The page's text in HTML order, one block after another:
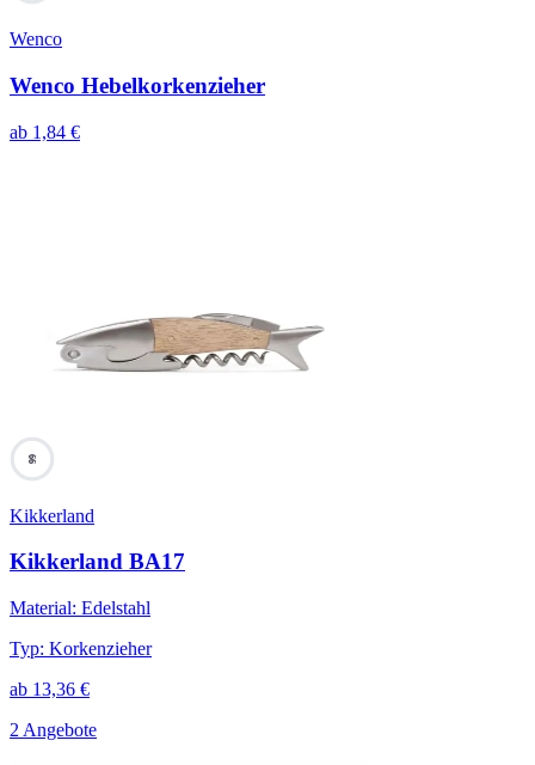
Wenco
Wenco Hebelkorkenzieher
ab 1,84 €
66
Kikkerland
Kikkerland BA17
Material: Edelstahl
Typ: Korkenzieher
ab 13,36 €
2 Angebote